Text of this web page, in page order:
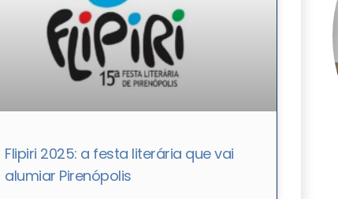
Flipiri 2025: a festa literária que vai
alumiar Pirenópolis